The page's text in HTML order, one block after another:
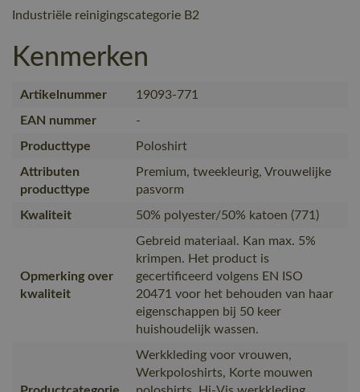
Industriële reinigingscategorie B2
Kenmerken
Artikelnummer
19093-771
EAN nummer
-
Producttype
Poloshirt
Attributen
producttype
Premium, tweekleurig, Vrouwelijke
pasvorm
Kwaliteit
50% polyester/50% katoen (771)
Opmerking over
kwaliteit
Gebreid materiaal. Kan max. 5%
krimpen. Het product is
gecertificeerd volgens EN ISO
20471 voor het behouden van haar
eigenschappen bij 50 keer
huishoudelijk wassen.
Werkkleding voor vrouwen,
Werkpoloshirts, Korte mouwen